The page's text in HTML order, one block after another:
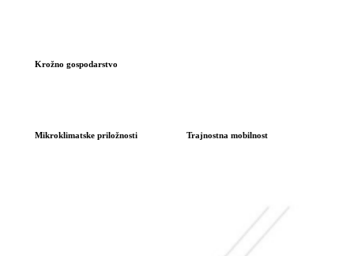
Krožno gospodarstvo
Mikroklimatske priložnosti Trajnostna mobilnost